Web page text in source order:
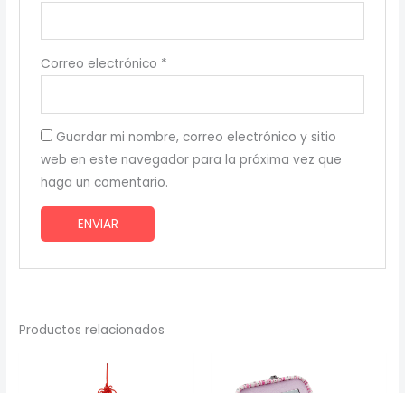
Correo electrónico *
Guardar mi nombre, correo electrónico y sitio
web en este navegador para la próxima vez que
haga un comentario.
Productos relacionados